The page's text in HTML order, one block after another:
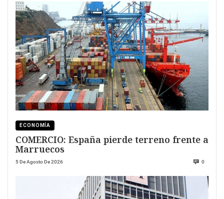
ECONOMÍA
COMERCIO: España pierde terreno frente a
Marruecos
5 De Agosto De 2026 0